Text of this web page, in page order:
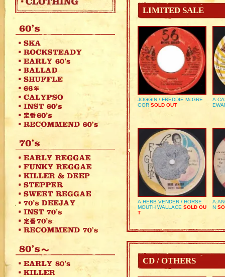
LIMITED SALE
JOGGIN / FREDDIE McGRE
GOR SOLD OUT
A:HERB VENDER / HORSE
MOUTH WALLACE SOLD OU
T
N
CD / OTHERS